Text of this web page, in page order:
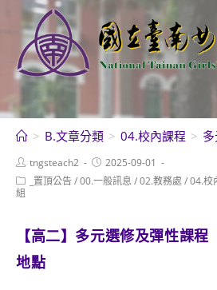
內
> B.文章分類 > 04.校內課程 >
Post
author:
tngsteach2
Post
published:
2025-09-01
Post
category:
_置頂公告/00.一般訊息 /02.教務處 /04.校
組
【高二】多元選修及彈性課
地點